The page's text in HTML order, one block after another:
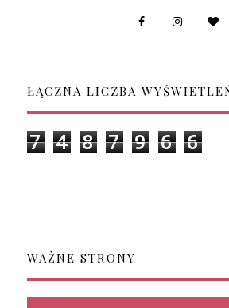
ŁĄCZNA LICZBA
7 4 8 7 9 6 6
WAŻNE STRONY